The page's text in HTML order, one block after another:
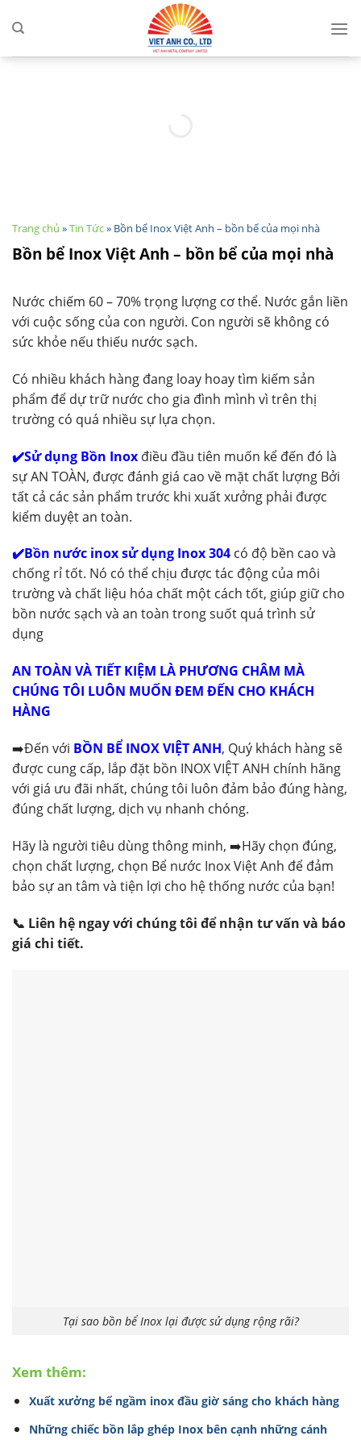
Trang chủ »Tin Tức» Bồn bể Inox Việt Anh – bồn bể của mọi nhà
Bồn bể Inox Việt Anh – bồn bể của mọi nhà
Nước chiếm 60 – 70% trọng lượng cơ thể. Nước gắn liền
với cuộc sống của con người. Con người sẽ không có
sức khỏe nếu thiếu nước sạch.
Có nhiều khách hàng đang loay hoay tìm kiếm sản
phẩm để dự trữ nước cho gia đình mình vì trên thị
trường có quá nhiều sự lựa chọn.
✔️Sử dụng Bồn Inox điều đầu tiên muốn kể đến đó là
sự AN TOÀN, được đánh giá cao về mặt chất lượng Bởi
tất cả các sản phẩm trước khi xuất xưởng phải được
kiểm duyệt an toàn.
✔️Bồn nước inox sử dụng Inox 304 có độ bền cao và
chống rỉ tốt. Nó có thể chịu được tác động của môi
trường và chất liệu hóa chất một cách tốt, giúp giữ cho
bồn nước sạch và an toàn trong suốt quá trình sử
dụng
AN TOÀN VÀ TIẾT KIỆM LÀ PHƯƠNG CHÂM MÀ
CHÚNG TÔI LUÔN MUỐN ĐEM ĐẾN CHO KHÁCH
HÀNG
➡️Đến với BỒN BỂ INOX VIỆT ANH, Quý khách hàng sẽ
được cung cấp, lắp đặt bồn INOX VIỆT ANH chính hãng
với giá ưu đãi nhất, chúng tôi luôn đảm bảo đúng hàng,
đúng chất lượng, dịch vụ nhanh chóng.
Hãy là người tiêu dùng thông minh, ➡️Hãy chọn đúng,
chọn chất lượng, chọn Bể nước Inox Việt Anh để đảm
bảo sự an tâm và tiện lợi cho hệ thống nước của bạn!
📞 Liên hệ ngay với chúng tôi để nhận tư vấn và báo
giá chi tiết.
Tại sao bồn bể Inox lại được sử dụng rộng rãi?
Xem thêm:
Xuất xưởng bể ngầm inox đầu giờ sáng cho khách hàng
Những chiếc bồn lắp ghép Inox bên cạnh những cánh